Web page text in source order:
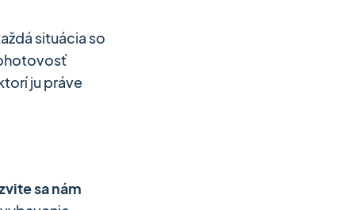
situácia so
ju práve
sa nám